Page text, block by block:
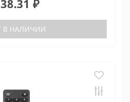
₽
В НАЛИЧИИ